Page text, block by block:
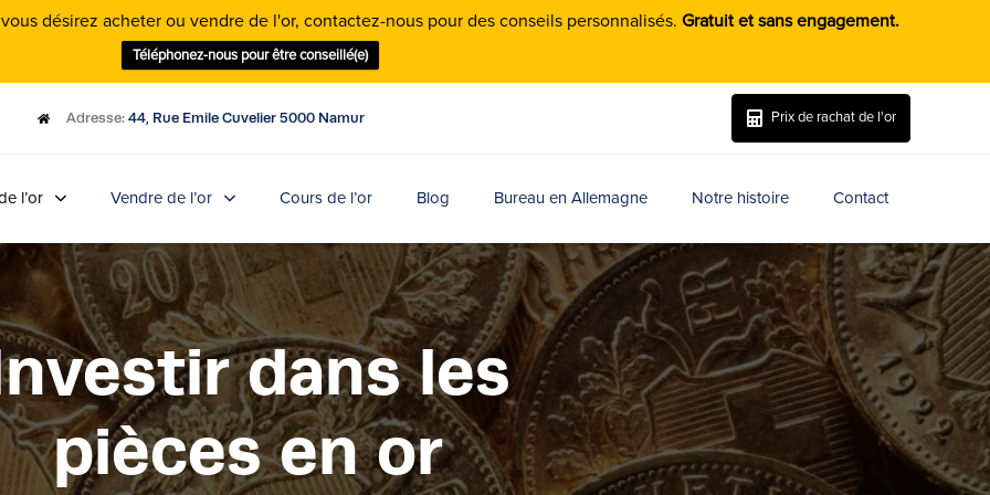
désirez acheter ou vendre de l'or, contactez-nous pour des conseils personnalisés. Gratuit et sans engagement.
Téléphonez-nous pour être conseillé(e)
Adresse: 44, Rue Emile Cuvelier 5000 Namur Prix de rachat de l'or
l’or Vendre de l’or Cours de l’or Blog Bureau en Allemagne Notre histoire Contact
dans les
pièces en or